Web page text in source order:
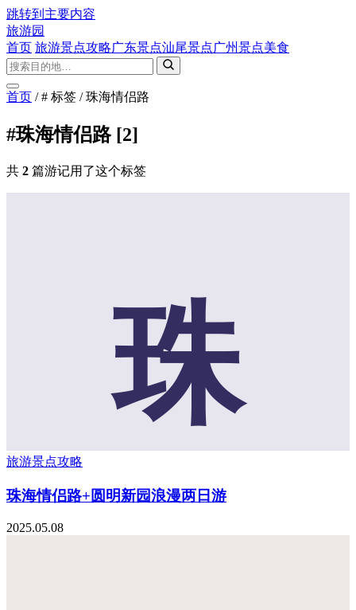
跳转到主要内容
旅游园
首页 旅游景点攻略广东景点汕尾景点广州景点美食
首页 / # 标签 / 珠海情侣路
#珠海情侣路 [2]
共 2 篇游记用了这个标签
珠
旅游景点攻略
珠海情侣路+圆明新园浪漫两日游
2025.05.08